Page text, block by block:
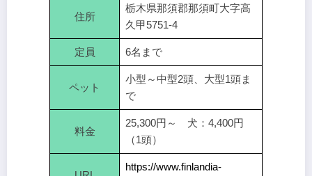
住所
栃木県那須郡那須町大字高
久甲5751-4
定員 6名まで
ペット
小型～中型2頭、大型1頭ま
で
料金
25,300円～ 犬：4,400円
（1頭）
https://www.finlandia-